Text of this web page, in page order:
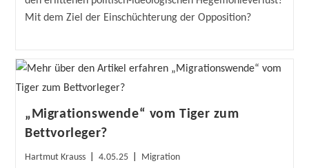
Mit dem Ziel der Einschüchterung der Opposition?
„Migrationswende“ vom Tiger zum
Bettvorleger?
Beitrags-
Hartmut Krauss
Beitrag
4.05.25
Beitrags-
Migration